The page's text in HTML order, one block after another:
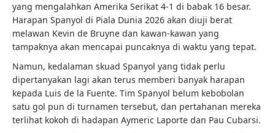
yang mengalahkan Amerika Serikat 4-1 di babak 16 besar.
Harapan Spanyol di Piala Dunia 2026 akan diuji berat
melawan Kevin de Bruyne dan kawan-kawan yang
tampaknya akan mencapai puncaknya di waktu yang tepat.
Namun, kedalaman skuad Spanyol yang tidak perlu
dipertanyakan lagi akan terus memberi banyak harapan
kepada Luis de la Fuente. Tim Spanyol belum kebobolan
satu gol pun di turnamen tersebut, dan pertahanan mereka
terlihat kokoh di hadapan Aymeric Laporte dan Pau Cubarsi.